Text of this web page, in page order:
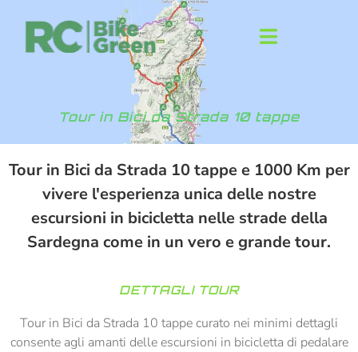
Tour in Bici da Strada 10 tappe
Tour in Bici da Strada 10 tappe e 1000 Km per
vivere l'esperienza unica delle nostre
escursioni in bicicletta nelle strade della
Sardegna come in un vero e grande tour.
DETTAGLI TOUR
Tour in Bici da Strada 10 tappe curato nei minimi dettagli
consente agli amanti delle escursioni in bicicletta di pedalare